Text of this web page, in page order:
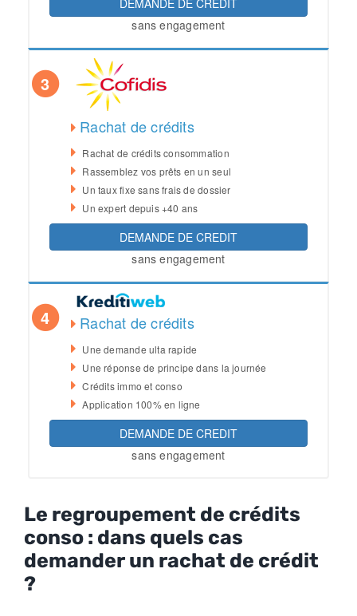
sans engagement
3
Rachat de crédits
Rachat de crédits consommation
Rassemblez vos prêts en un seul
Un taux fixe sans frais de dossier
Un expert depuis +40 ans
DEMANDE DE CREDIT
sans engagement
4 Rachat de crédits
Une demande ulta rapide
Une réponse de principe dans la journée
Crédits immo et conso
Application 100% en ligne
DEMANDE DE CREDIT
sans engagement
Le regroupement de crédits
conso : dans quels cas
demander un rachat de crédit
?